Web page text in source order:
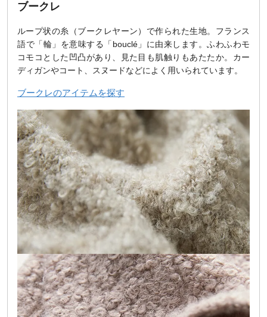
ブークレ
ループ状の糸（ブークレヤーン）で作られた生地。フランス
語で「輪」を意味する「bouclé」に由来します。ふわふわモ
コモコとした凹凸があり、見た目も肌触りもあたたか。カー
ディガンやコート、スヌードなどによく用いられています。
ブークレのアイテムを探す